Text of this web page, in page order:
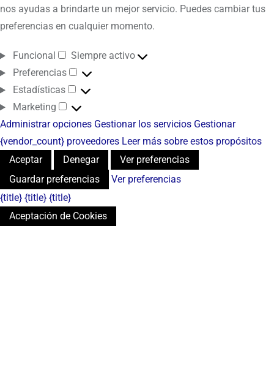
nos ayudas a brindarte un mejor servicio. Puedes cambiar tus
preferencias en cualquier momento.
Funcional
Siempre activo
Preferencias
Estadísticas
Marketing
Administrar opciones Gestionar los servicios Gestionar
{vendor_count} proveedores Leer más sobre estos propósitos
Aceptar
Denegar
Ver preferencias
Guardar preferencias
Ver preferencias
{title} {title} {title}
Aceptación de Cookies